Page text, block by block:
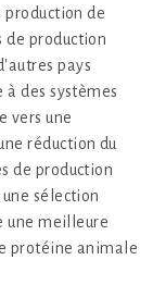
production de
de production
pays
des systèmes
vers une
réduction du
de production
sélection
une meilleure
protéine animale